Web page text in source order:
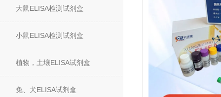
大鼠ELISA检测试剂盒
小鼠ELISA检测试剂盒
植物，土壤ELISA试剂盒
兔、犬ELISA试剂盒